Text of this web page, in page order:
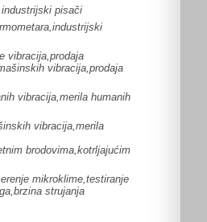
pisači
vibracija,prodaja
vibracija,prodaja
vibracija,merila humanih
vibracija,merila
brodovima,kotrljajućim
mikroklime,testiranje
strujanja